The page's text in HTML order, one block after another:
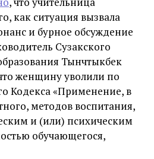
как ситуация вызвала
и бурное обсуждение
Сузакского
Тынчтыкбек
женщину уволили по
Кодекса «Применение, в
методов воспитания,
и (или) психическим
обучающегося,